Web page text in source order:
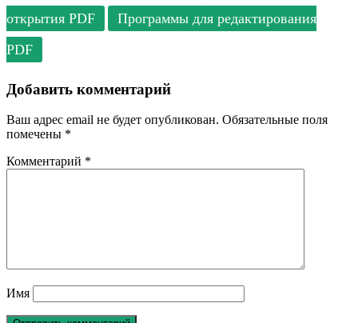
открытия PDF
Программы для редактирования
PDF
Добавить комментарий
Ваш адрес email не будет опубликован. Обязательные поля
помечены *
Комментарий *
Имя